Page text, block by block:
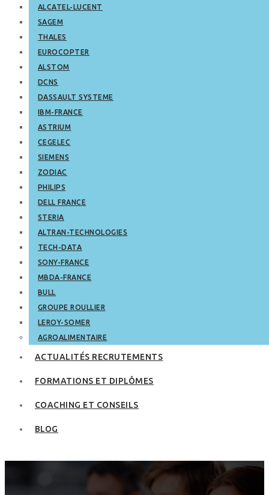
ALCATEL-LUCENT
SAGEM
THALES
EUROCOPTER
ALSTOM
DCNS
DASSAULT SYSTEME
IBM-FRANCE
ASTRIUM
CEGELEC
SIEMENS
ZODIAC
PHILIPS
DELL FRANCE
STERIA
ALTRAN-TECHNOLOGIES
TECH-DATA
SONY-FRANCE
MBDA-FRANCE
BULL
GROUPE ROULLIER
LEROY-SOMER
AGROALIMENTAIRE
ACTUALITÉS RECRUTEMENTS
FORMATIONS ET DIPLÔMES
COACHING ET CONSEILS
BLOG